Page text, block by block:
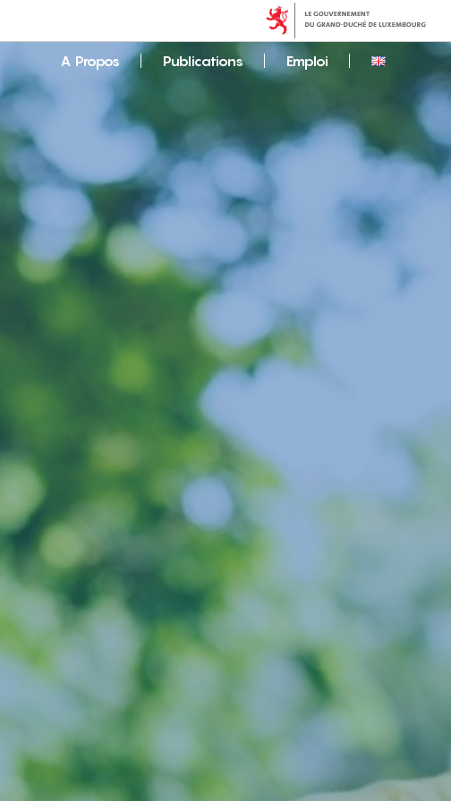
A Propos Publications Emploi